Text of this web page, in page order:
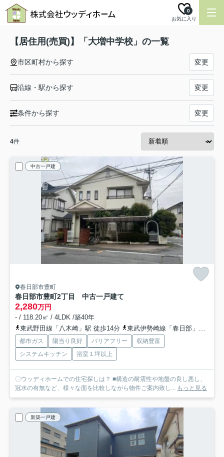
お気に入り
0
【居住用(売買)】「大増中学校」の一覧
市区町村から探す 変更
沿線・駅から探す 変更
条件から探す 変更
4件
中古一戸建
春日部市豊町
春日部市豊町2丁目 中古一戸建て
2,280万円
- / 118.20㎡ / 4LDK /築40年
東武野田線「八木崎」駅 徒歩14分
東武伊勢崎線「春日部」駅 徒歩20分
都市ガス 陽当り良好 バリアフリー
収納豊富
システムキッチン
浴室１坪以上
〇ウッディホームでの住宅探しは？ ■構造の耐震性や地盤の良し悪し、
冠水の有無など、様々な面を比較しながら物件ご案内致し... もっと見る
新築一戸建